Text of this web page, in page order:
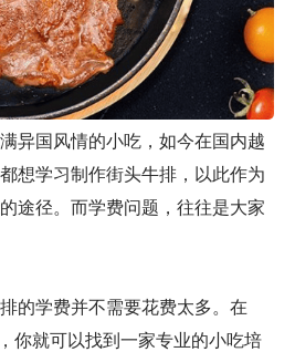
国风情的小吃，如今在国内越
想学习制作街头牛排，以此作为
途径。而学费问题，往往是大家
学费并不需要花费太多。在
你就可以找到一家专业的小吃培